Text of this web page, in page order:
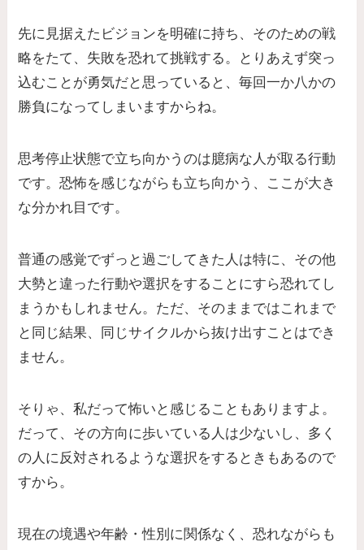
先に見据えたビジョンを明確に持ち、そのための戦
略をたて、失敗を恐れて挑戦する。とりあえず突っ
込むことが勇気だと思っていると、毎回一か八かの
勝負になってしまいますからね。
思考停止状態で立ち向かうのは臆病な人が取る行動
です。恐怖を感じながらも立ち向かう、ここが大き
な分かれ目です。
普通の感覚でずっと過ごしてきた人は特に、その他
大勢と違った行動や選択をすることにすら恐れてし
まうかもしれません。ただ、そのままではこれまで
と同じ結果、同じサイクルから抜け出すことはでき
ません。
そりゃ、私だって怖いと感じることもありますよ。
だって、その方向に歩いている人は少ないし、多く
の人に反対されるような選択をするときもあるので
すから。
現在の境遇や年齢・性別に関係なく、恐れながらも